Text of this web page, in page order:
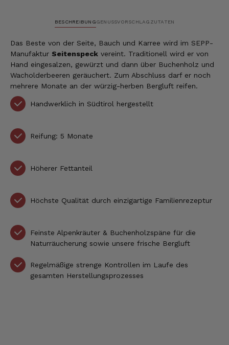
BESCHREIBUNGGENUSSVORSCHLAG ZUTATEN
Das Beste von der Seite, Bauch und Karree wird im SEPP-
Manufaktur Seitenspeck vereint. Traditionell wird er von
Hand eingesalzen, gewürzt und dann über Buchenholz und
Wacholderbeeren geräuchert. Zum Abschluss darf er noch
mehrere Monate an der würzig-herben Bergluft reifen.
Handwerklich in Südtirol hergestellt
Reifung: 5 Monate
Höherer Fettanteil
Höchste Qualität durch einzigartige Familienrezeptur
Feinste Alpenkräuter & Buchenholzspäne für die
Naturräucherung sowie unsere frische Bergluft
Regelmäßige strenge Kontrollen im Laufe des
gesamten Herstellungsprozesses